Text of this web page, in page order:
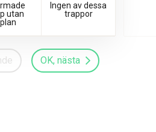
utan
Ingen av dessa
trappor
OK, nästa